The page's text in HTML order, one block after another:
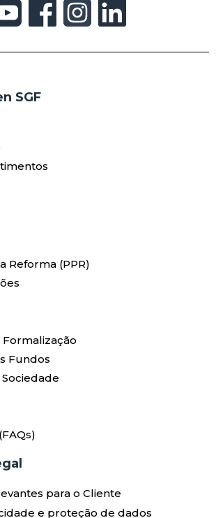
SGF
Reforma (PPR)
Fundos
para o Cliente
e proteção de dados